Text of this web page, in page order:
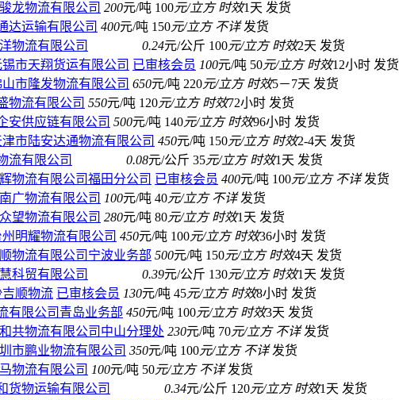
龙物流有限公司 200元/吨 100元/立方 时效1天 发货
达运输有限公司 400元/吨 150元/立方 不详 发货
物流有限公司 0.24元/公斤 100元/立方 时效2天 发货
市天翔货运有限公司 已审核会员 100元/吨 50元/立方 时效12小时 发货
市隆发物流有限公司 650元/吨 220元/立方 时效5－7天 发货
物流有限公司 550元/吨 120元/立方 时效72小时 发货
安供应链有限公司 500元/吨 140元/立方 时效96小时 发货
津市陆安达通物流有限公司 450元/吨 150元/立方 时效2-4天 发货
流有限公司 0.08元/公斤 35元/立方 时效1天 发货
物流有限公司福田分公司 已审核会员 400元/吨 100元/立方 不详 发货
广物流有限公司 100元/吨 40元/立方 不详 发货
望物流有限公司 280元/吨 80元/立方 时效1天 发货
州明耀物流有限公司 450元/吨 100元/立方 时效36小时 发货
物流有限公司宁波业务部 500元/吨 150元/立方 时效4天 发货
科贸有限公司 0.39元/公斤 130元/立方 时效1天 发货
顺物流 已审核会员 130元/吨 45元/立方 时效8小时 发货
有限公司青岛业务部 450元/吨 100元/立方 时效3天 发货
共物流有限公司中山分理处 230元/吨 70元/立方 不详 发货
市鹏业物流有限公司 350元/吨 100元/立方 不详 发货
物流有限公司 100元/吨 50元/立方 不详 发货
货物运输有限公司 0.34元/公斤 120元/立方 时效1天 发货